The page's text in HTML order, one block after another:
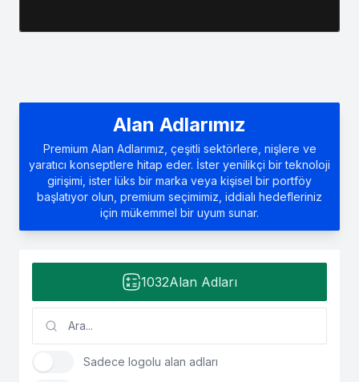
Alan Adlarımız
Premium Alan Adlarımız, çeşitli sektörlere, nişlere ve
yaratıcı konseptlere hitap eder. İster yenilikçi bir teknoloji
girişimi, ister lüks bir marka veya kişisel bir portföy
başlatıyor olun, premium seçimimiz, iddialı hedefleriniz
için mükemmel bir uyum sunar.
1032Alan Adları
Sadece logolu alan adları